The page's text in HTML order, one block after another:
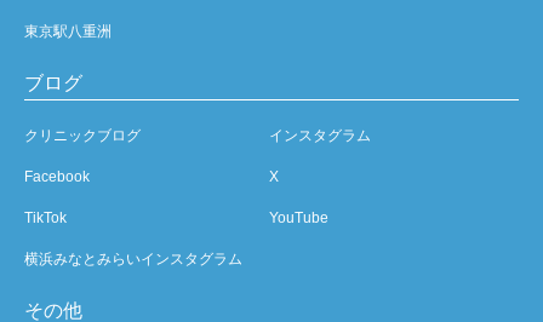
東京駅八重洲
ブログ
クリニックブログ インスタグラム
Facebook X
TikTok YouTube
横浜みなとみらいインスタグラム
その他